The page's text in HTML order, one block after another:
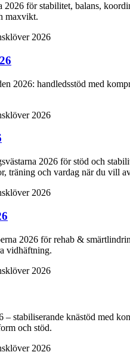
2026 för stabilitet, balans,
maxvikt.
2026: handledsstöd med
2026 för stöd och
träning och vardag när du vill
2026 för rehab &
vidhäftning.
– stabiliserande knästöd med
och stöd.